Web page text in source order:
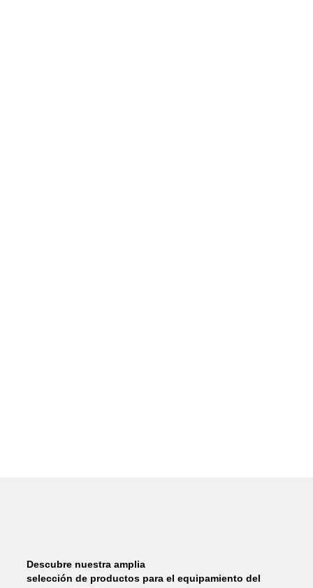
Descubre nuestra amplia
selección de productos para el equipamiento del